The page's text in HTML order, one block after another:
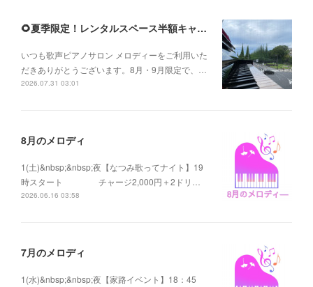
🌻夏季限定！レンタルスペース半額キャンペーンのお知らせ
いつも歌声ピアノサロン メロディーをご利用いた
だきありがとうございます。8月・9月限定で、…
2026.07.31 03:01
8月のメロディ
1(土)&nbsp;&nbsp;夜【なつみ歌ってナイト】19
時スタート チャージ2,000円＋2ドリ…
2026.06.16 03:58
7月のメロディ
1(水)&nbsp;&nbsp;夜【家路イベント】18：45